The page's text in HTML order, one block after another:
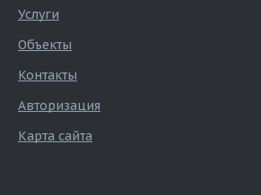
Услуги
Объекты
Контакты
Авторизация
Карта сайта